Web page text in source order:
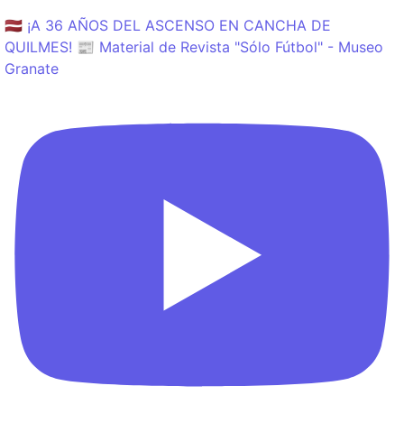
🇱🇻 ¡A 36 AÑOS DEL ASCENSO EN CANCHA DE
QUILMES! 📰 Material de Revista "Sólo Fútbol" - Museo
Granate